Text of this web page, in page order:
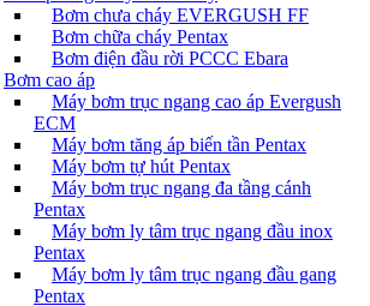
Bơm chưa cháy EVERGUSH FF
Bơm chữa cháy Pentax
Bơm điện đầu rời PCCC Ebara
Bơm cao áp
Máy bơm trục ngang cao áp Evergush
ECM
Máy bơm tăng áp biến tần Pentax
Máy bơm tự hút Pentax
Máy bơm trục ngang đa tầng cánh
Pentax
Máy bơm ly tâm trục ngang đầu inox
Pentax
Máy bơm ly tâm trục ngang đầu gang
Pentax